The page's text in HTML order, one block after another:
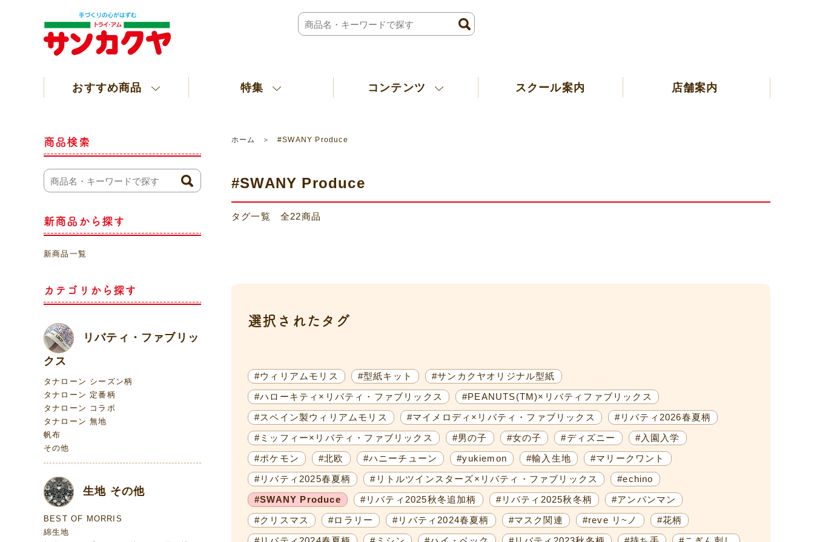
おすすめ商品 特集 コンテンツ スクール案内 店舗案内
ホーム #SWANY Produce
#SWANY Produce
タグ一覧 全22商品
選択されたタグ
#ウィリアムモリス #型紙キット
#サンカクヤオリジナル型紙
#ハローキティ×リバティ・ファブリックス
#PEANUTS(TM)×リバティファブリックス
#スペイン製ウィリアムモリス
#マイメロディ×リバティ・ファブリックス
#リバティ2026春夏柄
#ミッフィー×リバティ・ファブリックス
#男の子 #女の子 #ディズニー
#入園入学
#ポケモン
#北欧 #ハニーチューン #yukiemon #輸入生地
#マリークワント
#リバティ2025春夏柄
#リトルツインスターズ×リバティ・ファブリックス
#echino
#SWANY Produce
#リバティ2025秋冬追加柄 #リバティ2025秋冬柄
#アンパンマン
#クリスマス
#ロラリー #リバティ2024春夏柄 #マスク関連 #reve リ~ノ
#花柄
商品検索
新商品から探す
新商品一覧
カテゴリから探す
リバティ・ファブリッ
クス
タナローン シーズン柄
タナローン 定番柄
タナローン コラボ
タナローン 無地
帆布
その他
生地 その他
BEST OF MORRIS
綿生地